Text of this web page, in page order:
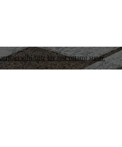
gibi titiz bir test ortamı sunar.